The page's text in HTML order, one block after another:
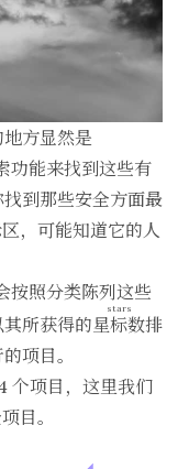
方显然是
功能来找到这些有
到那些安全方面最
，可能知道它的人
按照分类陈列这些
所获得的星标数
stars
排
项目。
个项目，这里我们
目。